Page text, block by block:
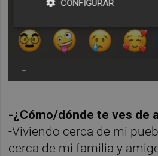
-
-¿Cómo/dónde te ves de
-Viviendo cerca de mi
cerca de mi familia y
CONFIGURAR